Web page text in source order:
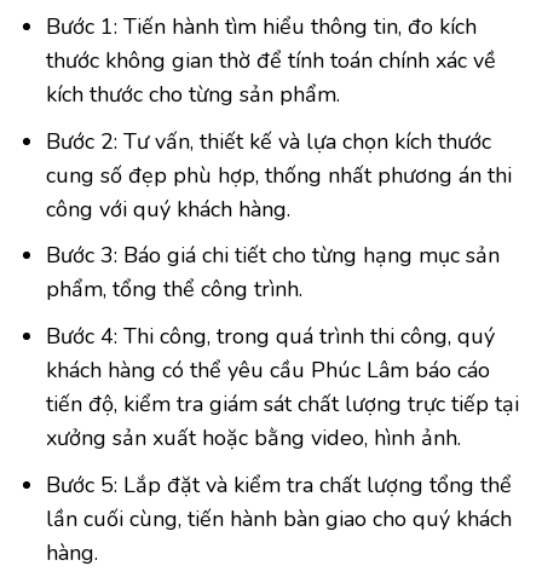
Bước 1: Tiến hành tìm hiểu thông tin, đo kích
thước không gian thờ để tính toán chính xác về
kích thước cho từng sản phẩm.
Bước 2: Tư vấn, thiết kế và lựa chọn kích thước
cung số đẹp phù hợp, thống nhất phương án thi
công với quý khách hàng.
Bước 3: Báo giá chi tiết cho từng hạng mục sản
phẩm, tổng thể công trình.
Bước 4: Thi công, trong quá trình thi công, quý
khách hàng có thể yêu cầu Phúc Lâm báo cáo
tiến độ, kiểm tra giám sát chất lượng trực tiếp tại
xưởng sản xuất hoặc bằng video, hình ảnh.
Bước 5: Lắp đặt và kiểm tra chất lượng tổng thể
lần cuối cùng, tiến hành bàn giao cho quý khách
hàng.